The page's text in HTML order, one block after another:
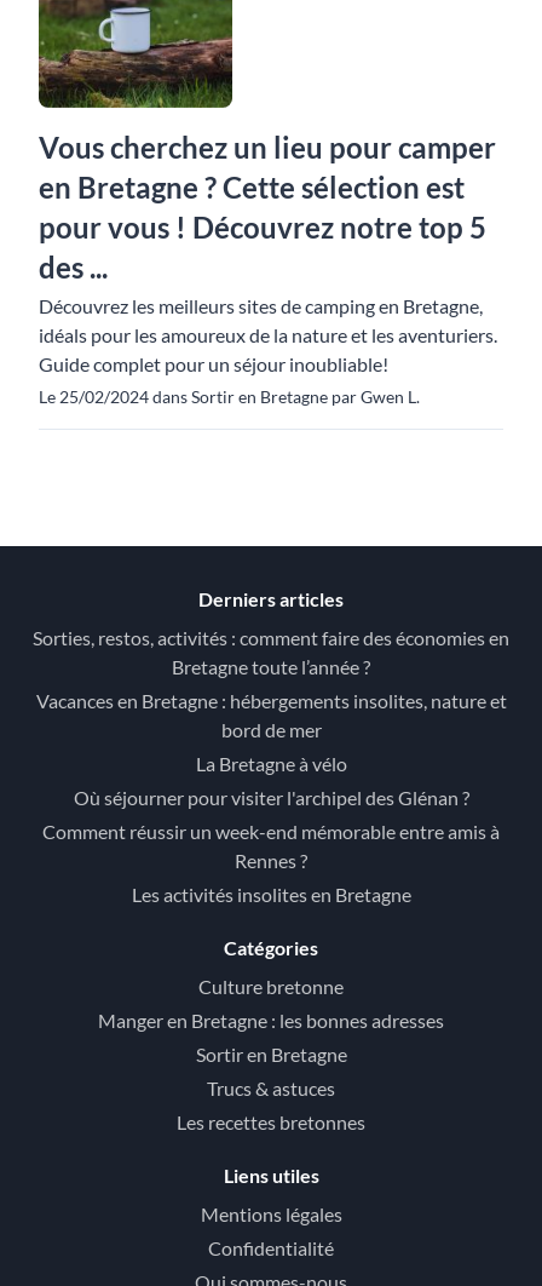
Vous cherchez un lieu pour camper
en Bretagne ? Cette sélection est
pour vous ! Découvrez notre top 5
des ...
Découvrez les meilleurs sites de camping en Bretagne,
idéals pour les amoureux de la nature et les aventuriers.
Guide complet pour un séjour inoubliable!
Le 25/02/2024 dans Sortir en Bretagne par Gwen L.
Derniers articles
Sorties, restos, activités : comment faire des économies en
Bretagne toute l’année ?
Vacances en Bretagne : hébergements insolites, nature et
bord de mer
La Bretagne à vélo
Où séjourner pour visiter l'archipel des Glénan ?
Comment réussir un week-end mémorable entre amis à
Rennes ?
Les activités insolites en Bretagne
Catégories
Culture bretonne
Manger en Bretagne : les bonnes adresses
Sortir en Bretagne
Trucs & astuces
Les recettes bretonnes
Liens utiles
Mentions légales
Confidentialité